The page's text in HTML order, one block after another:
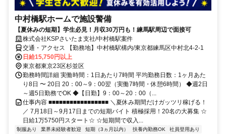
中村橋駅ホームで施設警備
【夏休みの短期】学生必見！月収30万円も！練馬駅周辺で面接可
株式会社KSPさいたま支社/中村橋駅案件
交通・アクセス 【勤務地】中村橋駅構内/東京都練馬区中村北4-2-1
日給15,750円以上
東京都東京23区杉並区
勤務時間詳細 実働時間：1日あたり7時間 平均勤務日数：1ヶ月あた
り8日 〜 20日 20：00～9：00翌（実働7時間・休憩6時間） ◆週2日
～週5日勤務でOK ◆【日勤】9：00～20：00（...
仕事内容 ■■■■■■■■■■■■■■■■■ ＼夏休み期間だけガッツリ稼げる！
／ 7月18日～9月17日までの短期バイト 積極採用！20名の大募集 ☆
日給1万5750円スタート☆ ☆短期間で収入...
制服あり 業界未経験者歓迎 短期（3ヵ月以内） 扶養内勤務OK
社員登用あり